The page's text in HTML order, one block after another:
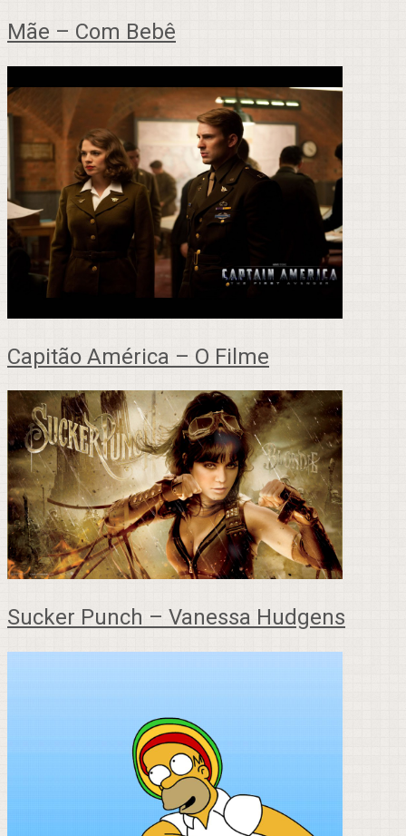
Mãe – Com Bebê
Capitão América – O Filme
Sucker Punch – Vanessa Hudgens